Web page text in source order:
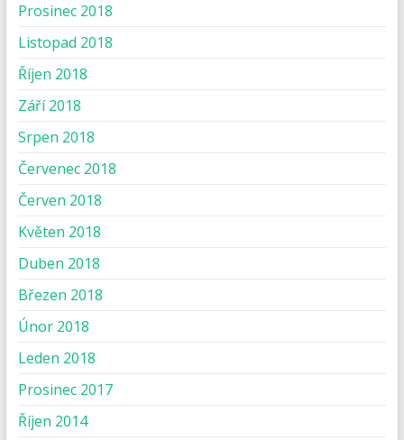
Prosinec 2018
Listopad 2018
Říjen 2018
Září 2018
Srpen 2018
Červenec 2018
Červen 2018
Květen 2018
Duben 2018
Březen 2018
Únor 2018
Leden 2018
Prosinec 2017
Říjen 2014